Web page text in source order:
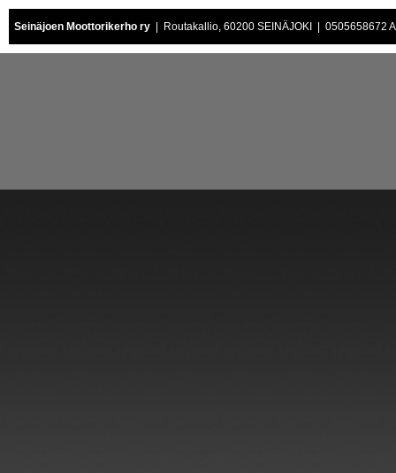
Seinäjoen Moottorikerho ry | Routakallio, 60200 SEINÄJOKI | 0505658672